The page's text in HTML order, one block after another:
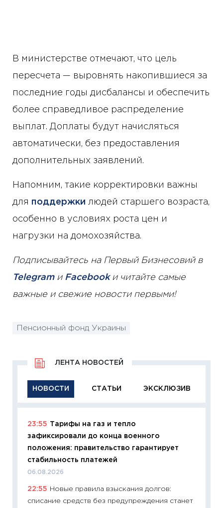
В министерстве отмечают, что цель
пересчета — выровнять накопившиеся за
последние годы дисбалансы и обеспечить
более справедливое распределение
выплат. Доплаты будут начисляться
автоматически, без предоставления
дополнительных заявлений.
Напомним, такие корректировки важны
для поддержки людей старшего возраста,
особенно в условиях роста цен и
нагрузки на домохозяйства.
Подписывайтесь на Первый Бизнесовий в
Telegramи Facebookи читайте самые
важные и свежие новости первыми!
Пенсионный фонд Украины
НОВОСТИ СТАТЬИ ЭКСКЛЮЗИВ
ЛЕНТА НОВОСТЕЙ
23:55
Тарифы на газ и тепло
зафиксировали до конца военного
положения: правительство гарантирует
стабильность платежей
06.08.2026
22:55
Новые правила взыскания долгов:
списание средств без предупреждения станет